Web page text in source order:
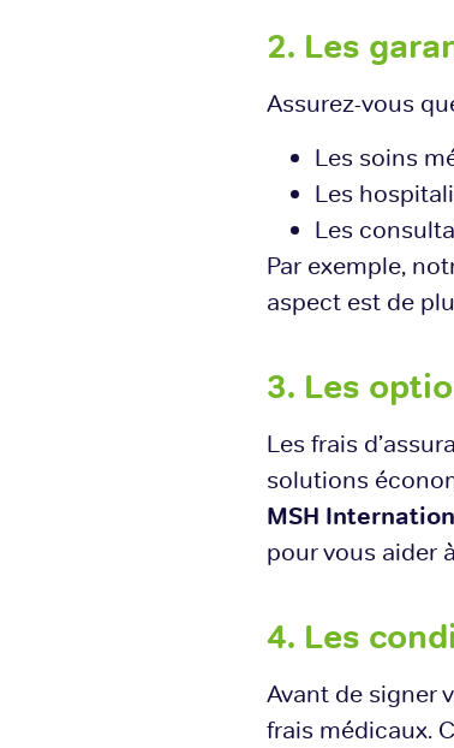
2. Les
Assurez-vous
Les soins
Les
Les
Par exemple,
aspect est de
3. Les
Les frais
solutions
MSH
pour vous aider
4. Les
Avant de signer
frais médicaux.